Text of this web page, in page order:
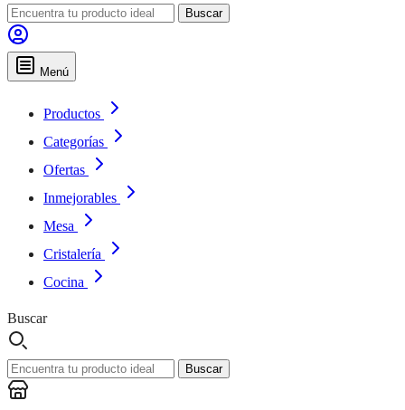
Buscar
Menú
Productos
Categorías
Ofertas
Inmejorables
Mesa
Cristalería
Cocina
Buscar
Buscar